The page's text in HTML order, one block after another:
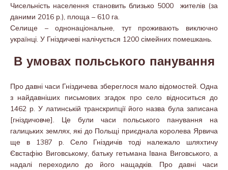
Чисельність населення становить близько 5000 жителів (за
даними 2016 р.), площа – 610 га.
Селище – однонаціональне, тут проживають виключно
українці. У Гніздичеві налічується 1200 сімейних помешкань.
В умовах польського панування
Про давні часи Гніздичева збереглося мало відомостей. Одна
з найдавніших письмових згадок про село відноситься до
1462 р. У латинській транскрипції його назва була записана
[гніздичовче]. Це були часи польського панування на
галицьких землях, які до Польщі приєднала королева Ярвича
ще в 1387 р. Село Гніздичів тоді належало шляхтичу
Євстафію Виговському, батьку гетьмана Івана Виговського, а
надалі переходило до його нащадків. Про давні часи